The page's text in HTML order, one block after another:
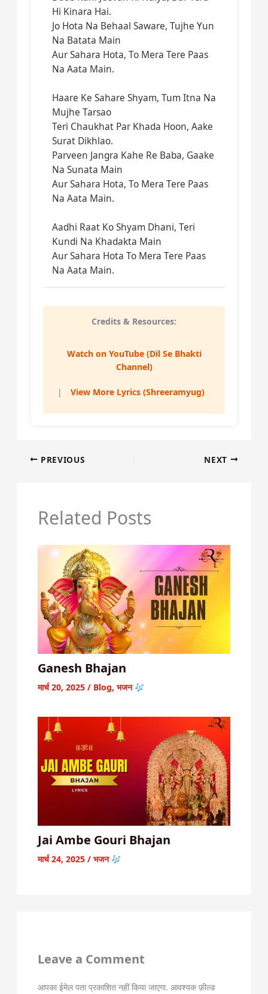
Hi Kinara Hai.
Jo Hota Na Behaal Saware, Tujhe Yun
Na Batata Main
Aur Sahara Hota, To Mera Tere Paas
Na Aata Main.
Haare Ke Sahare Shyam, Tum Itna Na
Mujhe Tarsao
Teri Chaukhat Par Khada Hoon, Aake
Surat Dikhlao.
Parveen Jangra Kahe Re Baba, Gaake
Na Sunata Main
Aur Sahara Hota, To Mera Tere Paas
Na Aata Main.
Aadhi Raat Ko Shyam Dhani, Teri
Kundi Na Khadakta Main
Aur Sahara Hota To Mera Tere Paas
Credits & Resources:
Watch on YouTube (Dil Se Bhakti
Channel)
| View More Lyrics (Shreeramyug)
PREVIOUS NEXT
Related Posts
Ganesh Bhajan
मार्च 20, 2025 / Blog, भजन
Jai Ambe Gouri Bhajan
मार्च 24, 2025 / भजन
Leave a Comment
आपका ईमेल पता प्रकाशित नहीं किया जाएगा. आवश्यक फ़ील्ड